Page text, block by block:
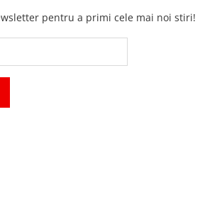
pentru a primi cele mai noi stiri!